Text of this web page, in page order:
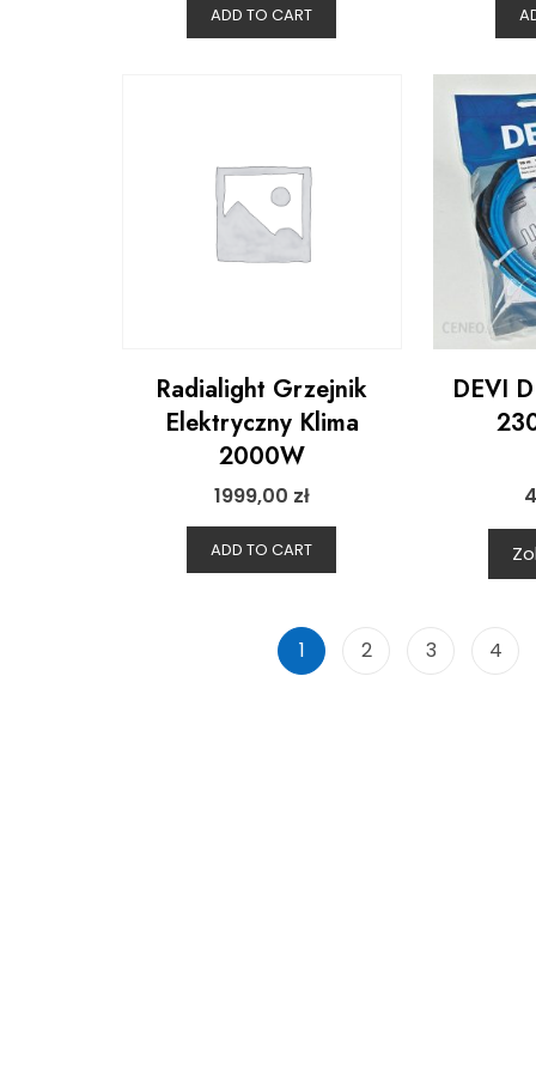
ADD TO CART
Radialight Grzejnik
Elektryczny Klima
2000W
1999,00 zł
ADD TO CART
DEVI
1 2 3 4